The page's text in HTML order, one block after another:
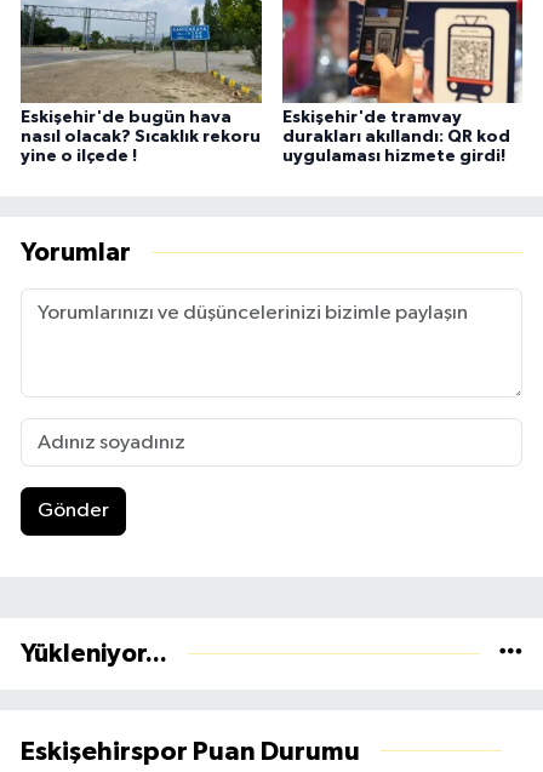
Eskişehir'de bugün hava
nasıl olacak? Sıcaklık rekoru
yine o ilçede !
Eskişehir'de tramvay
durakları akıllandı: QR kod
uygulaması hizmete girdi!
Yorumlar
Gönder
Yükleniyor...
Eskişehirspor Puan Durumu